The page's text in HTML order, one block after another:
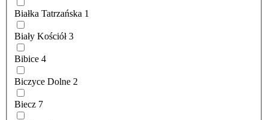
Białka Tatrzańska 1
Biały Kościół 3
Bibice 4
Biczyce Dolne 2
Biecz 7